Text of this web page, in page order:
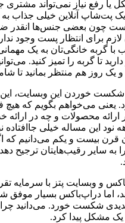
یا رفع نیاز نمی‌تواند
پت‌شاپ آنلاین خیلی جذاب به
چون بعضی جنس‌ها انقدر
برای انتظار پست وجود
گربه ‌خانگی‌تان به یک
تا گربه را تمیز کنید.
یک روز هم منتظر بمانید تا
شکست خوردن این وبسایت، این
یعنی می‌خواهم بگویم که
ارائه محصولات و چه در ارائه
نود این مساله خیلی جاافتاده
قرن بیست و یکم می‌دانیم که
سایر رقیب‌هایتان ترجیح دهد،
و وبسایت پتز با سرمایه
اما دراپ‌باکس بسیار موفق
شکست خورد. می‌دانید
یک مشکل پیدا کرد.